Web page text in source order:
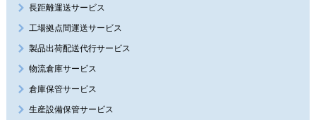
長距離運送サービス
工場拠点間運送サービス
製品出荷配送代行サービス
物流倉庫サービス
倉庫保管サービス
生産設備保管サービス